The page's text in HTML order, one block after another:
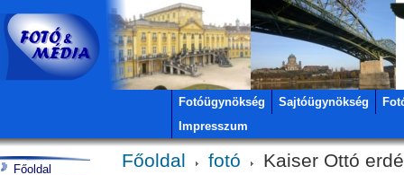
Fotóügynökség Sajtóügynökség
Impresszum
Főoldal fotó
Kaiser Ottó
Főoldal